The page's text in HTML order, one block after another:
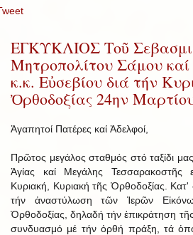
ΕΓΚΥΚΛΙΟΣ Τοῦ
Μητροπολίτου Σάμου καί
κ.κ. Εὐσεβίου διά τήν
Ὀρθοδοξίας 24ην
Ἀγαπητοί Πατέρες καί Ἀδελφοί,
Πρῶτος μεγάλος σταθμός στό ταξίδι
Ἁγίας καί Μεγάλης Τεσσαρακοστῆς
Κυριακή, Κυριακή τῆς Ὀρθοδοξίας. Κατ'
τήν ἀναστύλωση τῶν Ἱερῶν
Ὀρθοδοξίας, δηλαδή τήν ἐπικράτηση
συνδυασμό μέ τήν ὀρθή πράξη, τά